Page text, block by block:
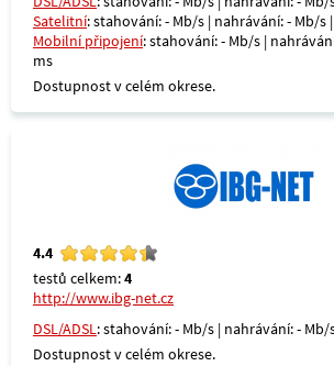
Satelitní: stahování: - Mb/s | nahrávání: - Mb/s
Mobilní připojení: stahování: - Mb/s |
ms
Dostupnost v celém okrese.
4.4
testů celkem:4
http://www.ibg-net.cz
DSL/ADSL: stahování: - Mb/s | nahrávání: - Mb/
Dostupnost v celém okrese.